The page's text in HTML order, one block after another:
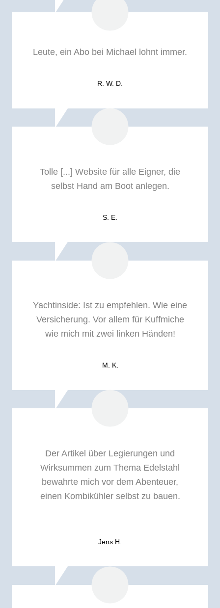
Leute, ein Abo bei Michael lohnt immer.
R. W. D.
Tolle [...] Website für alle Eigner, die
selbst Hand am Boot anlegen.
S. E.
Yachtinside: Ist zu empfehlen. Wie eine
Versicherung. Vor allem für Kuffmiche
wie mich mit zwei linken Händen!
M. K.
Der Artikel über Legierungen und
Wirksummen zum Thema Edelstahl
bewahrte mich vor dem Abenteuer,
einen Kombikühler selbst zu bauen.
Jens H.